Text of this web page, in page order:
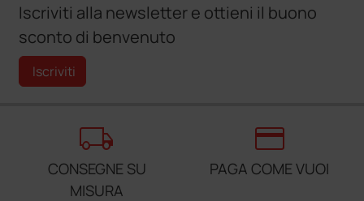
Iscriviti alla newsletter e ottieni il buono
sconto di benvenuto
Iscriviti
local_shipping
CONSEGNE SU
MISURA
credit_card
PAGA COME VUOI